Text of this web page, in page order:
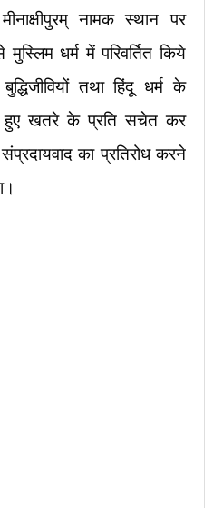
नामक स्थान पर
धर्म में परिवर्तित किये
तथा हिंदू धर्म के
हुए खतरे के प्रति सचेत कर
का प्रतिरोध करने